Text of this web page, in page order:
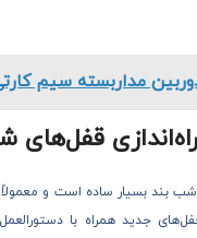
مداربسته سیم
قفل‌های
بند بسیار ساده است و معمولاً
جدید همراه با